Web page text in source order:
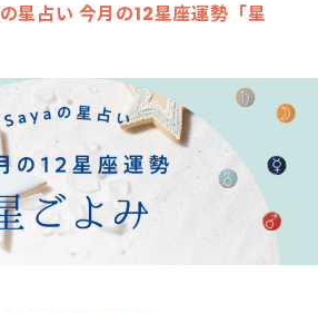
占い 今月の12星座運勢「星